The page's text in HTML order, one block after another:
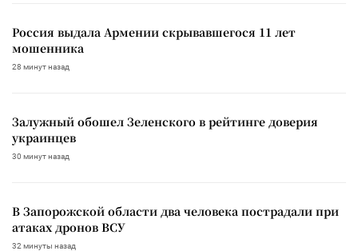
Россия выдала Армении скрывавшегося 11 лет
мошенника
28 минут назад
Залужный обошел Зеленского в рейтинге доверия
украинцев
30 минут назад
В Запорожской области два человека пострадали при
атаках дронов ВСУ
32 минуты назад